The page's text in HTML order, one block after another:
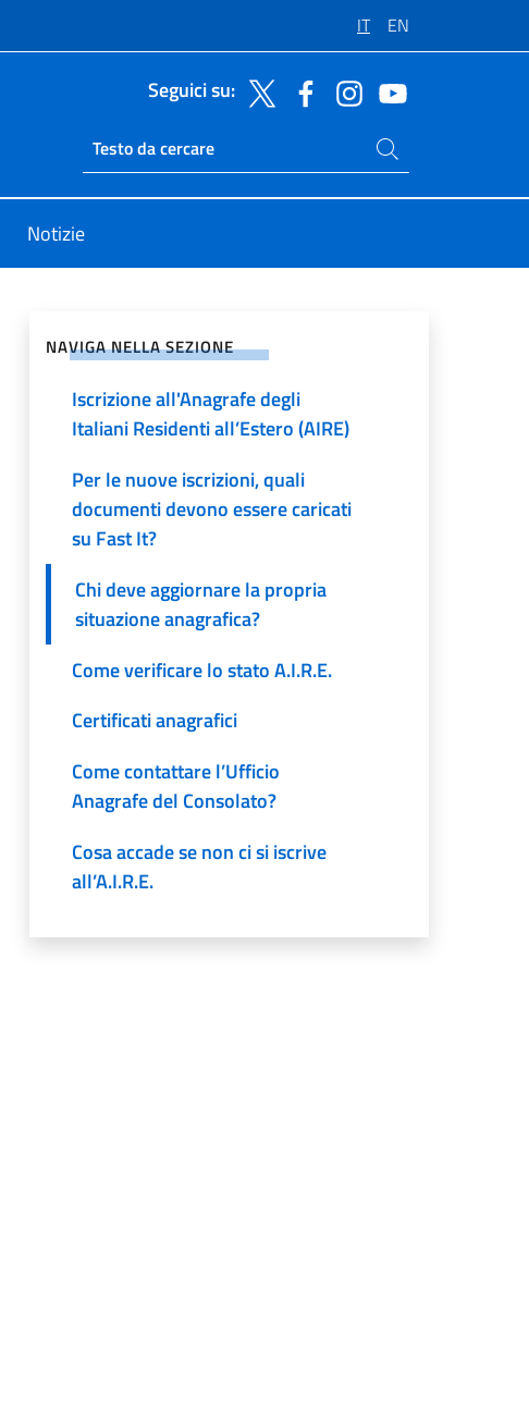
IT EN
Seguici su:
Ricerca sito live
Cerca nel sito
Notizie
NAVIGA NELLA SEZIONE
Iscrizione all'Anagrafe degli
Italiani Residenti all’Estero (AIRE)
Per le nuove iscrizioni, quali
documenti devono essere caricati
su Fast It?
Chi deve aggiornare la propria
situazione anagrafica?
Come verificare lo stato A.I.R.E.
Certificati anagrafici
Come contattare l’Ufficio
Anagrafe del Consolato?
Cosa accade se non ci si iscrive
all’A.I.R.E.